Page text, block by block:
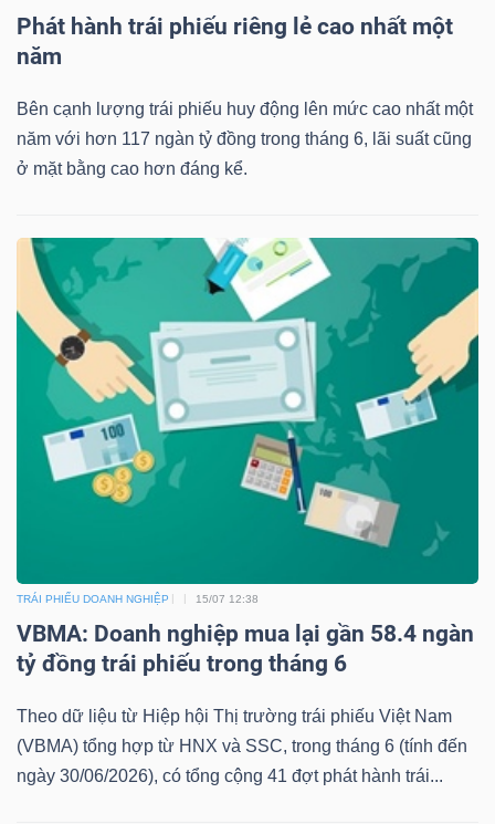
Phát hành trái phiếu riêng lẻ cao nhất một
năm
Bên cạnh lượng trái phiếu huy động lên mức cao nhất một
năm với hơn 117 ngàn tỷ đồng trong tháng 6, lãi suất cũng
ở mặt bằng cao hơn đáng kể.
TRÁI PHIẾU DOANH NGHIỆP 15/07 12:38
VBMA: Doanh nghiệp mua lại gần 58.4 ngàn
tỷ đồng trái phiếu trong tháng 6
Theo dữ liệu từ Hiệp hội Thị trường trái phiếu Việt Nam
(VBMA) tổng hợp từ HNX và SSC, trong tháng 6 (tính đến
ngày 30/06/2026), có tổng cộng 41 đợt phát hành trái...